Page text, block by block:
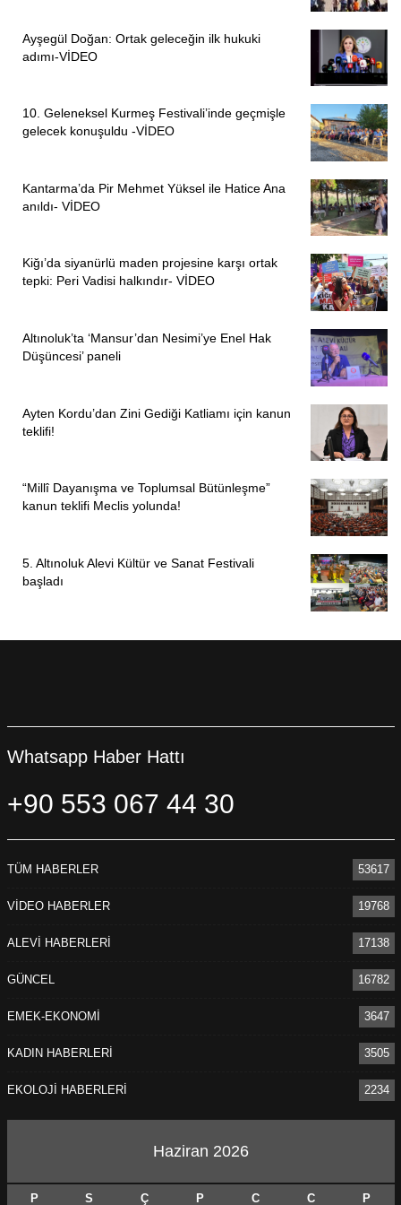
“KOD YASA BİR AN ÖNCE GÜNDEME ALINMALI”
Toplumun “infaz adaleti için Türk Ceza Kanunu’nda,
Terörle Mücadele Kanunu’nda gerekli düzenlemelerin
yapılmasını beklediğini” dile getiren Temelli, “Bunların
yapılabilmesi için de en önemli adımın atılmasına büyük bir
ihtiyaç vardır. Sürekli konuşulan ama bir türlü hayata
geçmeyen, üzerinde her türlü yorumun yapıldığı, her türlü
beklentinin dile getirildiği artık bu ‘özel yasa’ dediğimiz kod
yasa bir an önce gündeme alınmalı, Meclis’in gündemine
gelmeli, bir yasalaşma süreci başlamalı ve yasalaşmalı”
“SADECE BİR CHP MESELESİ DEĞİL”
Mahkemenin kurultay davası kapsamında verdiği “mutlak
bulunarak, “Demokratik bir çözümü mutlaka üretmeliler. Bir
an önce bu krizi, alacakları demokratik inisiyatifle aşmaları
Çünkü bu mesele sadece bir CHP meselesi değildir” diye
konuştu.
Ayşegül Doğan: Ortak geleceğin ilk hukuki
adımı-VİDEO
10. Geleneksel Kurmeş Festivali’inde geçmişle
gelecek konuşuldu -VİDEO
Kantarma’da Pir Mehmet Yüksel ile Hatice Ana
anıldı- VİDEO
Kiğı’da siyanürlü maden projesine karşı ortak
tepki: Peri Vadisi halkındır- VİDEO
Altınoluk’ta ‘Mansur’dan Nesimi’ye Enel Hak
Düşüncesi’ paneli
Ayten Kordu’dan Zini Gediği Katliamı için kanun
teklifi!
“Millî Dayanışma ve Toplumsal Bütünleşme”
kanun teklifi Meclis yolunda!
5. Altınoluk Alevi Kültür ve Sanat Festivali
başladı
Whatsapp Haber Hattı
+90 553 067 44 30
TÜM HABERLER 53617
VİDEO HABERLER 19768
ALEVİ HABERLERİ 17138
GÜNCEL 16782
EMEK-EKONOMİ 3647
KADIN HABERLERİ 3505
EKOLOJİ HABERLERİ 2234
Haziran 2026
P S Ç P C C P